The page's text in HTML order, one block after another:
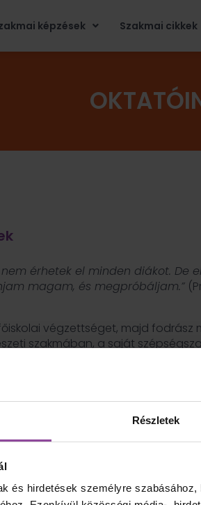
Részletek
és hirdetések személyre
képzések Szakmai cikkek
érhetek el minden diákot. De
magam, és megpróbáljam.”
végzettséget, majd fodrász
szakmában, a saját
tantárgyakat a szakterületemen az
Centrum, Eötvös József
kéz- és lábápoló technikus
és lábápoló versenyen voltam
ismerkedtem meg. A
vizsgaközpont vizsgáztatói közé
folytatok.